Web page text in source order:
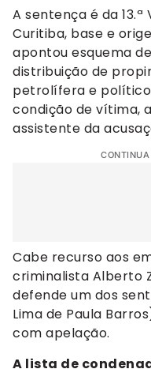
A sentença é da
Curitiba, base e
apontou esquema
distribuição de
petrolífera e
condição de vítima,
assistente da
Cabe recurso aos
criminalista Alberto
defende um dos
Lima de Paula
com apelação.
A lista de